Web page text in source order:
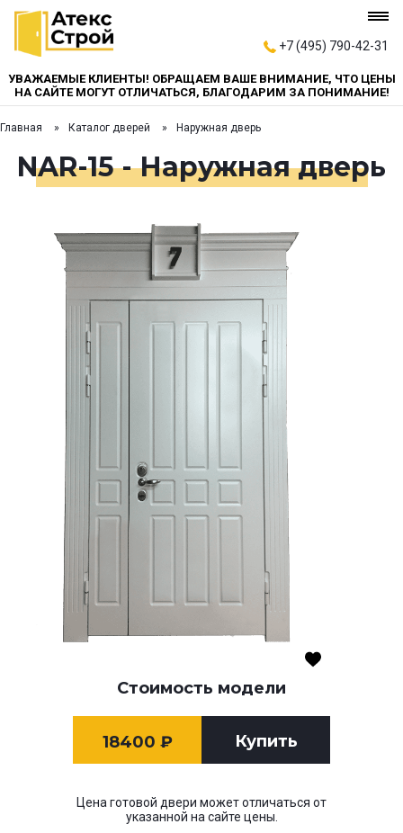
+7 (495) 790-42-31
УВАЖАЕМЫЕ КЛИЕНТЫ! ОБРАЩАЕМ ВАШЕ ВНИМАНИЕ, ЧТО ЦЕНЫ
НА САЙТЕ МОГУТ ОТЛИЧАТЬСЯ, БЛАГОДАРИМ ЗА ПОНИМАНИЕ!
Главная Каталог дверей Наружная дверь
NAR-15 - Наружная дверь
Стоимость модели
18400 ₽ Купить
Цена готовой двери может отличаться от
указанной на сайте цены.